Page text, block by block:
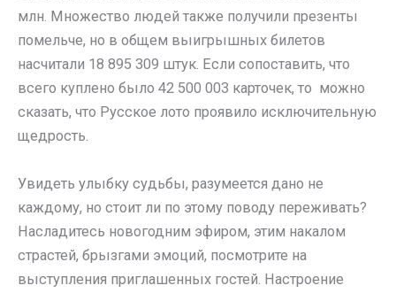
млн. Множество людей также получили презенты
помельче, но в общем выигрышных билетов
насчитали 18 895 309 штук. Если сопоставить, что
всего куплено было 42 500 003 карточек, то можно
сказать, что Русское лото проявило исключительную
щедрость.
Увидеть улыбку судьбы, разумеется дано не
каждому, но стоит ли по этому поводу переживать?
Насладитесь новогодним эфиром, этим накалом
страстей, брызгами эмоций, посмотрите на
выступления приглашенных гостей. Настроение